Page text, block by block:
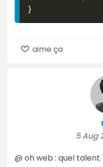
}
aime ça
5 Aug
@ oh web : quel talent.